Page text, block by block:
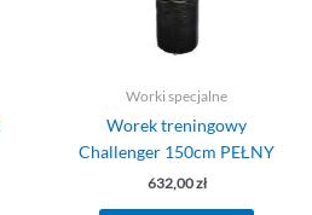
Worki specjalne
Worek treningowy
Challenger 150cm PEŁNY
632,00zł